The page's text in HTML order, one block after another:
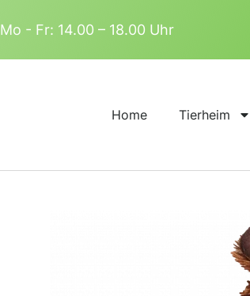
Mo - Fr: 14.00 – 18.00 Uhr
Home Tierheim